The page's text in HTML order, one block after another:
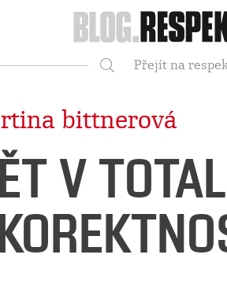
Přejít na
bittnerová
V